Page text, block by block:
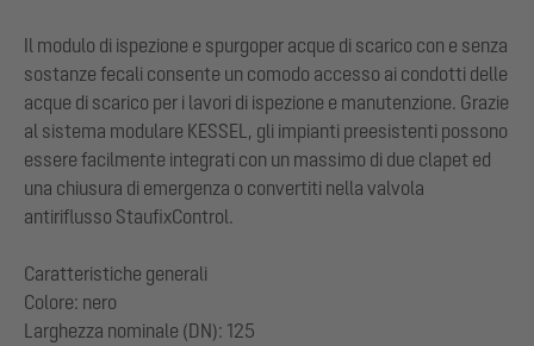
Il modulo di ispezione e spurgoper acque di scarico con e senza
sostanze fecali consente un comodo accesso ai condotti delle
acque di scarico per i lavori di ispezione e manutenzione. Grazie
al sistema modulare KESSEL, gli impianti preesistenti possono
essere facilmente integrati con un massimo di due clapet ed
una chiusura di emergenza o convertiti nella valvola
antiriflusso StaufixControl.
Caratteristiche generali
Colore: nero
Larghezza nominale (DN): 125